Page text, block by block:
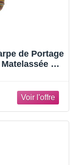
de Portage
BB